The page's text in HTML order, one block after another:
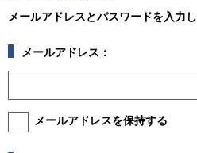
メールアドレスとパスワードを入力
メールアドレス：
メールアドレスを保持する